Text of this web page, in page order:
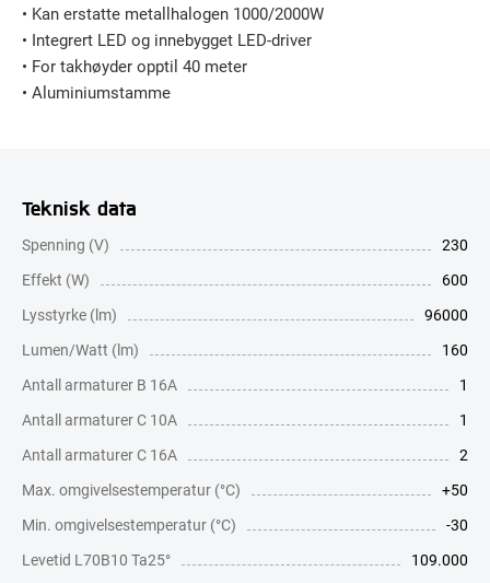
• Kan erstatte metallhalogen 1000/2000W
• Integrert LED og innebygget LED-driver
• For takhøyder opptil 40 meter
• Aluminiumstamme
Teknisk data
Spenning (V)
230
Effekt (W)
600
Lysstyrke (lm)
96000
Lumen/Watt (lm)
160
Antall armaturer B 16A
1
Antall armaturer C 10A
1
Antall armaturer C 16A
2
Max. omgivelsestemperatur (°C)
+50
Min. omgivelsestemperatur (°C)
-30
Levetid L70B10 Ta25°
109.000